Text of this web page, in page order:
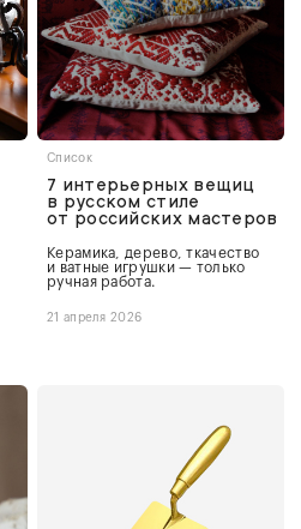
Список
7 интерьерных вещиц
в русском стиле
от российских мастеров
Керамика, дерево, ткачество
и ватные игрушки — только
ручная работа.
21 апреля 2026